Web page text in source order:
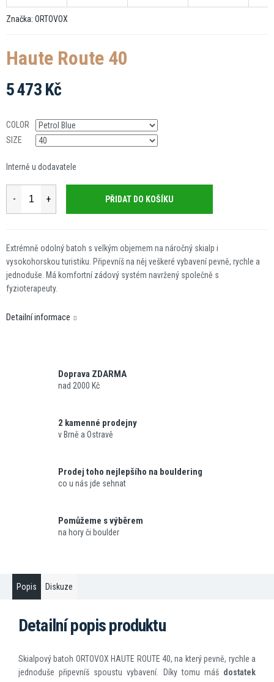
Značka: ORTOVOX
Haute Route 40
5 473 Kč
cena:
COLOR
SIZE
Interně u dodavatele
PŘIDAT DO KOŠÍKU
Extrémně odolný batoh s velkým objemem na náročný skialp i
vysokohorskou turistiku. Připevníš na něj veškeré vybavení pevně, rychle a
jednoduše. Má komfortní zádový systém navržený společně s
fyzioterapeuty.
Detailní informace
Doprava ZDARMA
nad 2000 Kč
2 kamenné prodejny
v Brně a Ostravě
Prodej toho nejlepšího na bouldering
co u nás jde sehnat
Pomůžeme s výběrem
na hory či boulder
Popis Diskuze
Detailní popis produktu
Skialpový batoh ORTOVOX HAUTE ROUTE 40, na který pevně, rychle a
jednoduše připevníš spoustu vybavení. Díky tomu máš dostatek